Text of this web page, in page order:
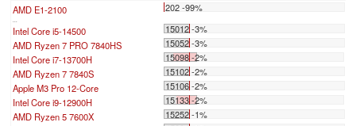
AMD E1-2100 202 -99%
...
Intel Core i5-14500
15012 -3%
AMD Ryzen 7 PRO 7840HS
15052 -3%
Intel Core i7-13700H
15098 -2%
AMD Ryzen 7 7840S
15102 -2%
Apple M3 Pro 12-Core
15106 -2%
Intel Core i9-12900H
15133 -2%
AMD Ryzen 5 7600X
15252 -1%